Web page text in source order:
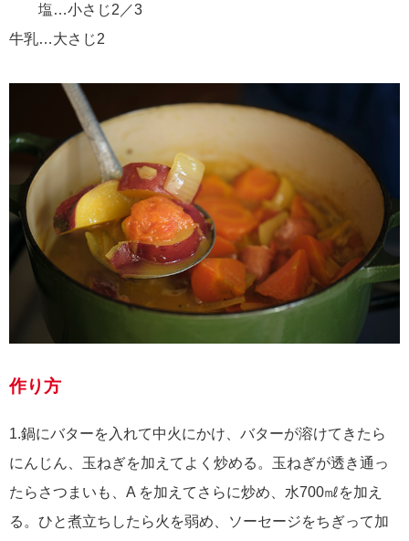
塩…小さじ2／3
牛乳…大さじ2
作り方
1.鍋にバターを入れて中火にかけ、バターが溶けてきたら
にんじん、玉ねぎを加えてよく炒める。玉ねぎが透き通っ
たらさつまいも、A を加えてさらに炒め、水700㎖を加え
る。ひと煮立ちしたら火を弱め、ソーセージをちぎって加